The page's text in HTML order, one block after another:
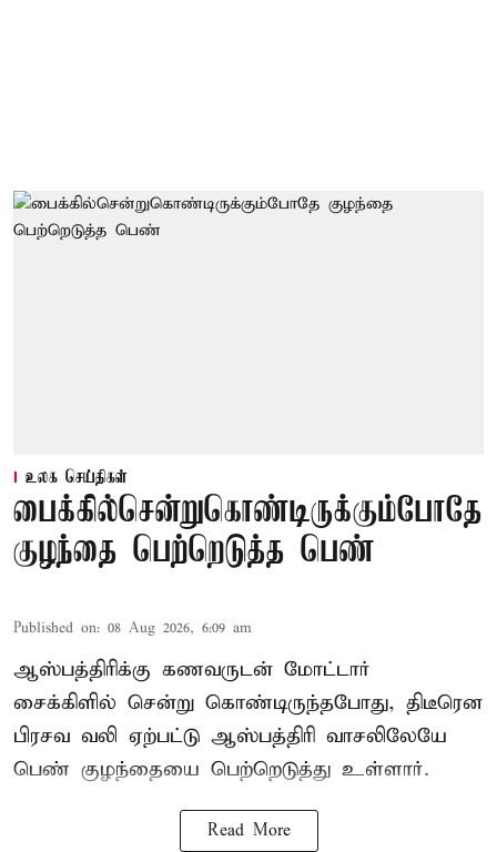
உலக செய்திகள்
பைக்கில்சென்றுகொண்டிருக்கும்போதே
குழந்தை பெற்றெடுத்த பெண்
Published on: 08 Aug 2026, 6:09 am
ஆஸ்பத்திரிக்கு கணவருடன் மோட்டார்
சைக்கிளில் சென்று கொண்டிருந்தபோது, திடீரென
பிரசவ வலி ஏற்பட்டு ஆஸ்பத்திரி வாசலிலேயே
பெண் குழந்தையை பெற்றெடுத்து உள்ளார்.
Read More